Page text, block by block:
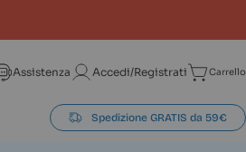
Assistenza Accedi/Registrati Carrello
Spedizione GRATIS da 59€